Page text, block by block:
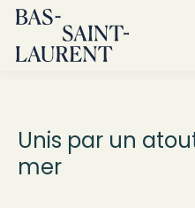
Le Québec
Unis par un
mer